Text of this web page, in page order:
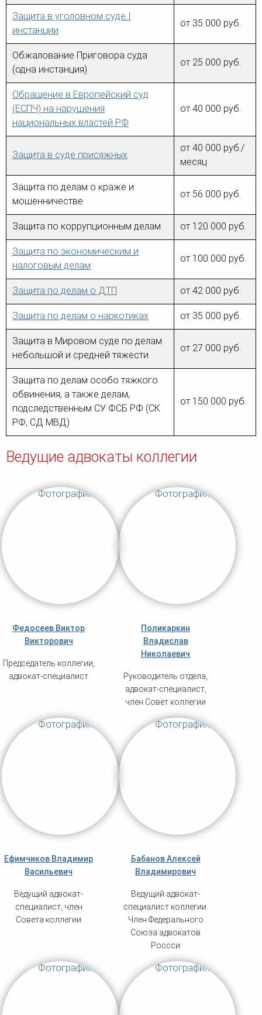
Защита в уголовном суде I
инстанции
от 35 000 руб.
Обжалование Приговора суда
(одна инстанция)
от 25 000 руб.
Обращение в Европейский суд
(ЕСПЧ) на нарушения
национальных властей РФ
от 40 000 руб.
Защита в суде присяжных
от 40 000 руб./
месяц
Защита по делам о краже и
мошенничестве
от 56 000 руб.
Защита по коррупционным делам от 120 000 руб.
Защита по экономическим и
налоговым делам
от 100 000 руб.
Защита по делам о ДТП от 42 000 руб.
Защита по делам о наркотиках от 35 000 руб.
Защита в Мировом суде по делам
небольшой и средней тяжести
от 27 000 руб.
Защита по делам особо тяжкого
обвинения, а также делам,
подследственным СУ ФСБ РФ (СК
РФ, СД МВД)
от 150 000 руб.
Ведущие адвокаты коллегии
Федосеев Виктор
Викторович
Председатель коллегии,
адвокат-специалист
Поликаркин
Владислав
Николаевич
Руководитель отдела,
адвокат-специалист,
член Совет коллегии
Ефимчиков Владимир
Васильевич
Ведущий адвокат-
специалист, член
Совета коллегии
Бабанов Алексей
Владимирович
Ведущий адвокат-
специалист коллегии.
Член Федерального
Союза адвокатов
Россси